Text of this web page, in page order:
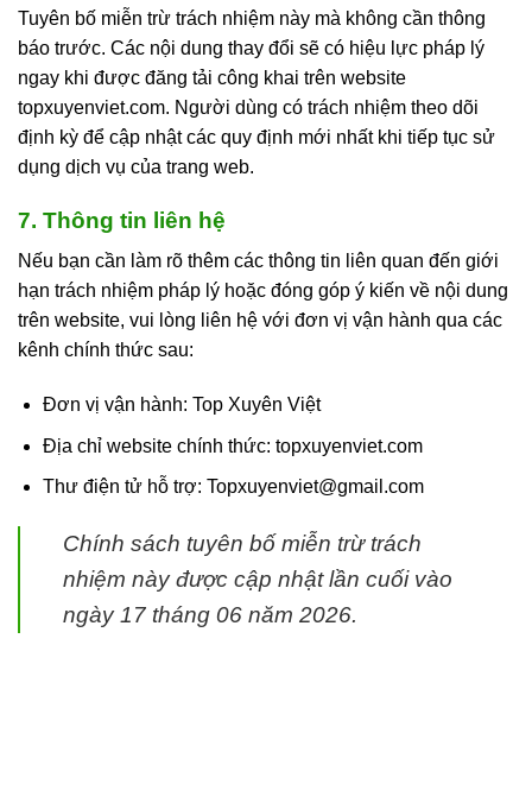
Tuyên bố miễn trừ trách nhiệm này mà không cần thông
báo trước. Các nội dung thay đổi sẽ có hiệu lực pháp lý
ngay khi được đăng tải công khai trên website
topxuyenviet.com. Người dùng có trách nhiệm theo dõi
định kỳ để cập nhật các quy định mới nhất khi tiếp tục sử
dụng dịch vụ của trang web.
7. Thông tin liên hệ
Nếu bạn cần làm rõ thêm các thông tin liên quan đến giới
hạn trách nhiệm pháp lý hoặc đóng góp ý kiến về nội dung
trên website, vui lòng liên hệ với đơn vị vận hành qua các
kênh chính thức sau:
Đơn vị vận hành: Top Xuyên Việt
Địa chỉ website chính thức: topxuyenviet.com
Thư điện tử hỗ trợ: Topxuyenviet@gmail.com
Chính sách tuyên bố miễn trừ trách
nhiệm này được cập nhật lần cuối vào
ngày 17 tháng 06 năm 2026.